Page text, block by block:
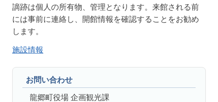
謫跡は個人の所有物、管理となります。来館される前
には事前に連絡し、開館情報を確認することをお勧め
します。
施設情報
お問い合わせ
龍郷町役場 企画観光課